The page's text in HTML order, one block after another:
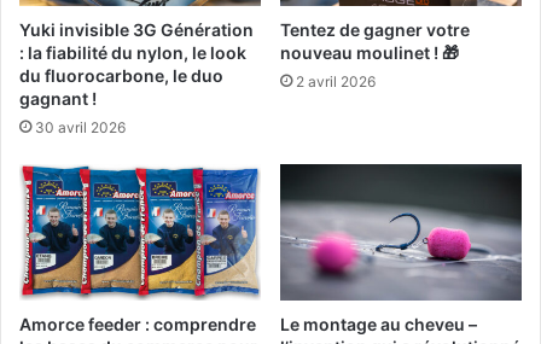
h
e
[
s
p
o
n
s
o
s
é
Yuki invisible 3G Génération
: la fiabilité du nylon, le look
du fluorocarbone, le duo
gagnant !
30 avril 2026
Tentez de gagner votre
nouveau moulinet ! 🎁
2 avril 2026
Amorce feeder : comprendre
Le montage au cheveu –